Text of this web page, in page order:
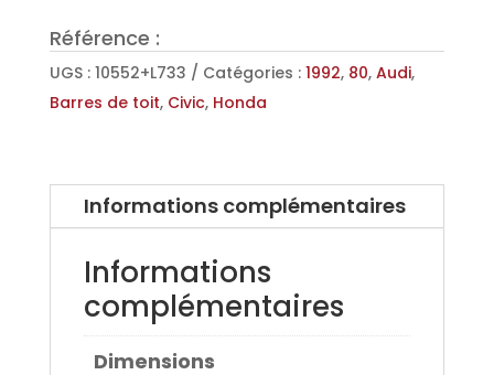
en
Acier
pour
4
portes
Audi
87>
Référence :
UGS : 10552+L733 Catégories : 1992, 80, Audi,
Barres de toit, Civic, Honda
Informations complémentaires
Informations
complémentaires
Dimensions